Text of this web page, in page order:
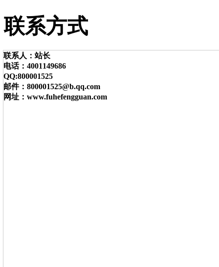
联系方式
联系人：站长
电话：4001149686
QQ:800001525
邮件：800001525@b.qq.com
网址：www.fuhefengguan.com